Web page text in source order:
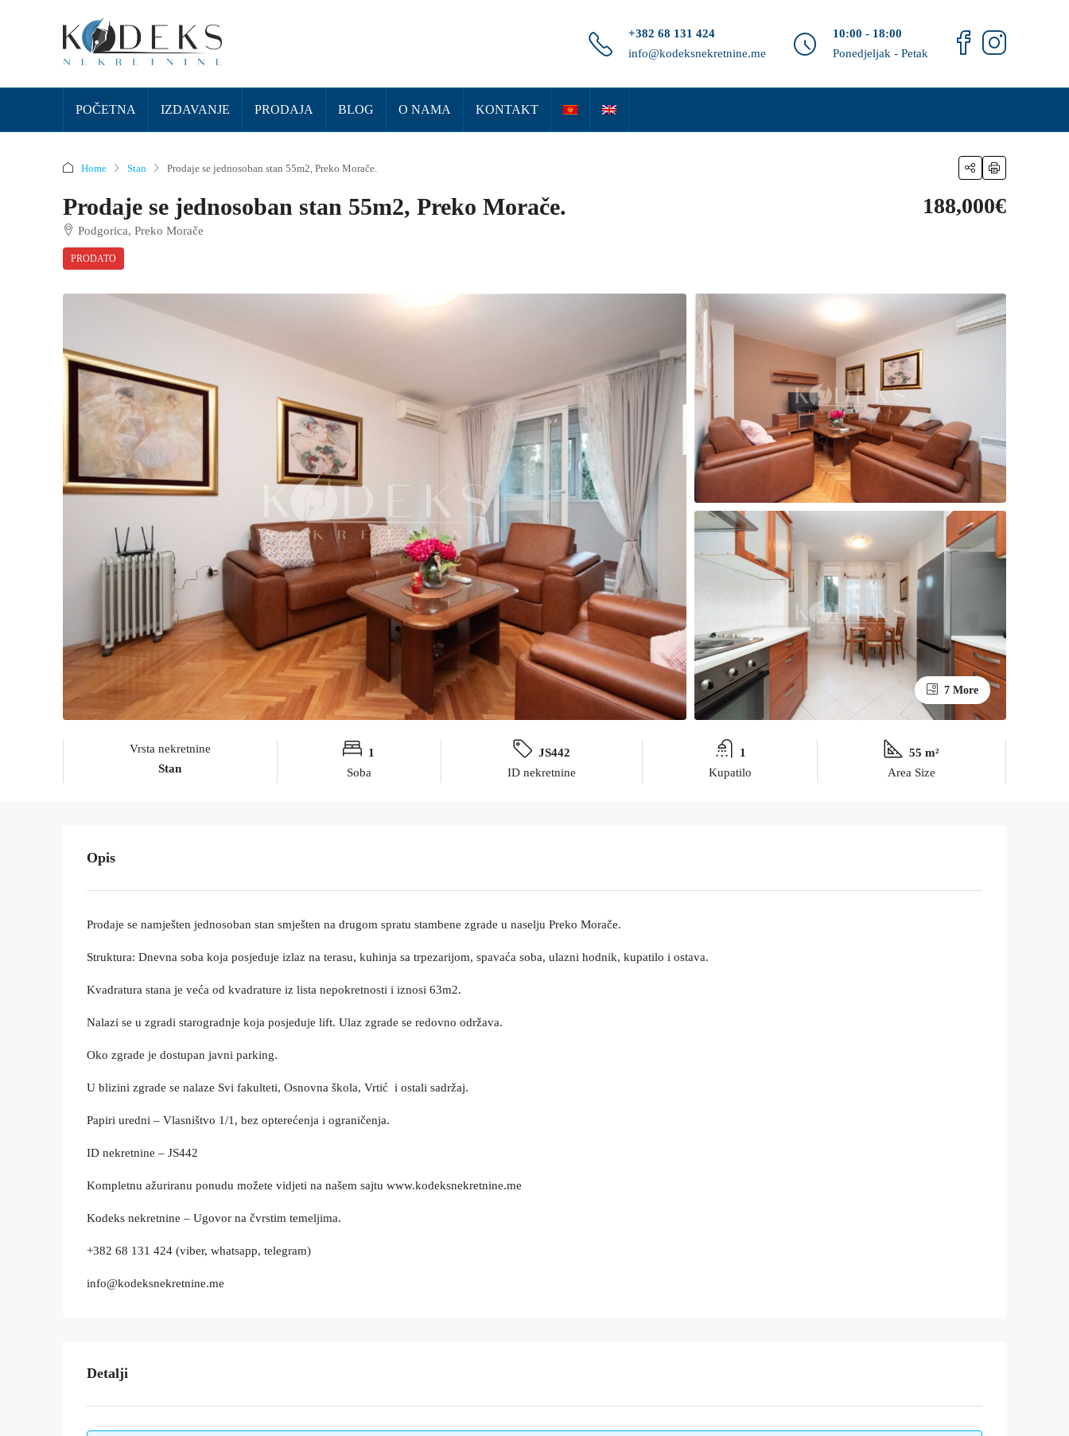
+382 68 131 424
info@kodeksnekretnine.me
10:00 - 18:00
Ponedjeljak - Petak
POČETNA IZDAVANJE PRODAJA BLOG O NAMA KONTAKT
Home Stan Prodaje se jednosoban stan 55m2, Preko Morače.
Prodaje se jednosoban stan 55m2, Preko Morače.
Podgorica, Preko Morače
PRODATO
188,000€
7 More
Vrsta nekretnine
Stan
1
Soba
JS442
ID nekretnine
1
Kupatilo
55 m²
Area Size
Opis
Prodaje se namješten jednosoban stan smješten na drugom spratu stambene zgrade u naselju Preko Morače.
Struktura: Dnevna soba koja posjeduje izlaz na terasu, kuhinja sa trpezarijom, spavaća soba, ulazni hodnik, kupatilo i ostava.
Kvadratura stana je veća od kvadrature iz lista nepokretnosti i iznosi 63m2.
Nalazi se u zgradi starogradnje koja posjeduje lift. Ulaz zgrade se redovno održava.
Oko zgrade je dostupan javni parking.
U blizini zgrade se nalaze Svi fakulteti, Osnovna škola, Vrtić i ostali sadržaj.
Papiri uredni – Vlasništvo 1/1, bez opterećenja i ograničenja.
ID nekretnine – JS442
Kompletnu ažuriranu ponudu možete vidjeti na našem sajtu www.kodeksnekretnine.me
Kodeks nekretnine – Ugovor na čvrstim temeljima.
+382 68 131 424 (viber, whatsapp, telegram)
info@kodeksnekretnine.me
Detalji